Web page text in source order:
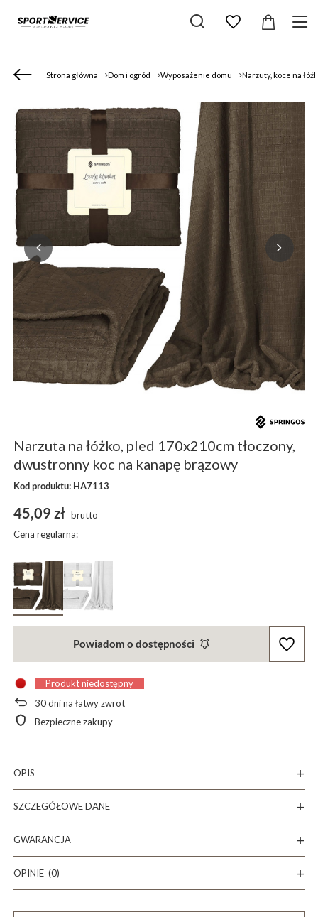
Strona główna Dom i ogród Wyposażenie domu Narzuty, koce na
Narzuta na łóżko, pled 170x210cm tłoczony,
dwustronny koc na kanapę brązowy
Kod produktu: HA7113
45,09 zł brutto
Cena regularna:
Powiadom o dostępności
Produkt niedostępny
30dni na łatwy zwrot
Bezpieczne zakupy
OPIS
SZCZEGÓŁOWE DANE
GWARANCJA
OPINIE (0)